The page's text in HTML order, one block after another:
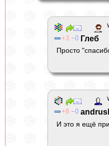
3 0 Глеб
Просто
8 0
И это я ещё